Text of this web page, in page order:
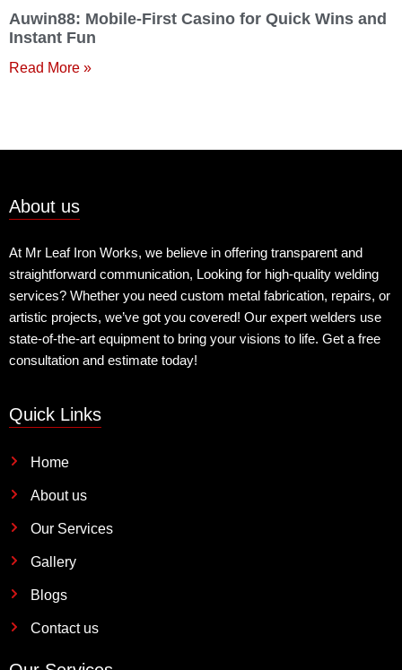
Auwin88: Mobile‑First Casino for Quick Wins and
Instant Fun
Read More »
About us
At Mr Leaf Iron Works, we believe in offering transparent and
straightforward communication, Looking for high-quality welding
services? Whether you need custom metal fabrication, repairs, or
artistic projects, we’ve got you covered! Our expert welders use
state-of-the-art equipment to bring your visions to life. Get a free
consultation and estimate today!
Quick Links
Home
About us
Our Services
Gallery
Blogs
Contact us